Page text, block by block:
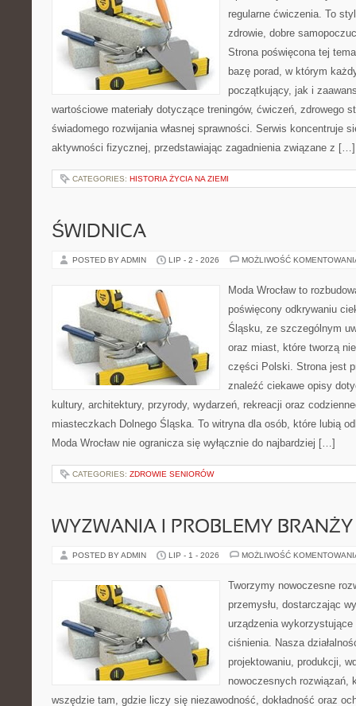
regularne ćwiczenia. To
zdrowie, dobre
Strona poświęcona tej
bazę porad, w którym
początkujący, jak i
wartościowe materiały dotyczące treningów, ćwiczeń, zdrowego
świadomego rozwijania własnej sprawności. Serwis koncentruje
aktywności fizycznej, przedstawiając zagadnienia związane z […]
CATEGORIES: HISTORIA ŻYCIA NA ZIEMI
ŚWIDNICA
POSTED BY ADMIN LIP - 2 - 2026 MOŻLIWOŚĆ
Moda Wrocław to
poświęcony odkrywaniu
Śląsku, ze szczególnym
oraz miast, które tworzą
części Polski. Strona jest
znaleźć ciekawe opisy
kultury, architektury, przyrody, wydarzeń, rekreacji oraz
miasteczkach Dolnego Śląska. To witryna dla osób, które lubią
Moda Wrocław nie ogranicza się wyłącznie do najbardziej […]
CATEGORIES: ZDROWIE SENIORÓW
WYZWANIA I PROBLEMY BRANŻY
POSTED BY ADMIN LIP - 1 - 2026 MOŻLIWOŚĆ
Tworzymy nowoczesne
przemysłu, dostarczając
urządzenia
ciśnienia. Nasza
projektowaniu, produkcji,
nowoczesnych rozwiązań,
wszędzie tam, gdzie liczy się niezawodność, dokładność oraz